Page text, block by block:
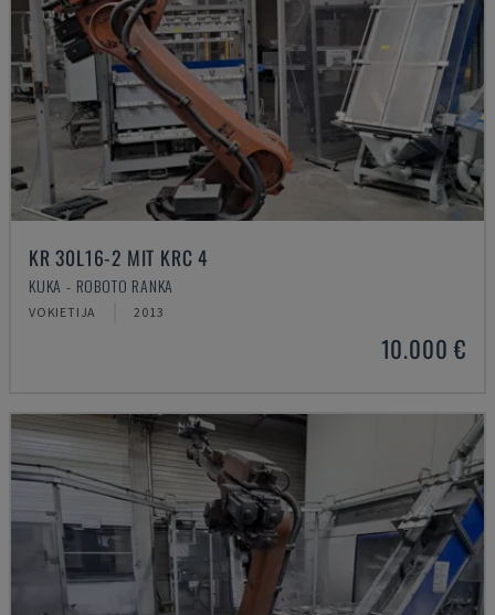
KR 30L16-2 MIT KRC 4
KUKA - ROBOTO RANKA
VOKIETIJA 2013
10.000 €